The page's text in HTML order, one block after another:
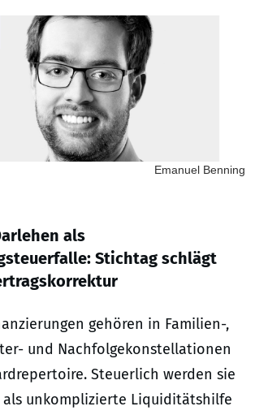
Emanuel Benning
als
Stichtag schlägt
gehören in Familien-,
und Nachfolgekonstellationen
Steuerlich werden sie
als unkomplizierte Liquiditätshilfe